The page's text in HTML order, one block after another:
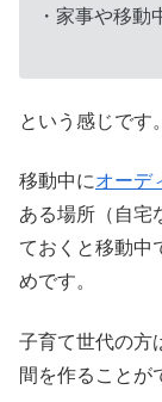
・家事や移動
という感じです。
移動中にオーデ
ある場所（自宅
ておくと移動中
めです。
子育て世代の方
間を作ることが